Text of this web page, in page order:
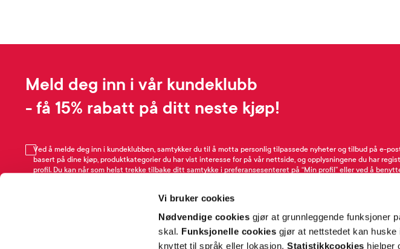
Vi bruker cookies
Nødvendige cookies gjør at grunnleggende funksjoner
skal. Funksjonelle cookies gjør at nettstedet kan
knyttet til språk eller lokasjon.Statistikkcookies hjelper
Meld deg inn i vår kundeklubb
- få 15% rabatt på ditt neste kjøp!
Ved å melde deg inn i kundeklubben, samtykker du til å motta personlig tilpassede nyheter og tilbud på e-
basert på dine kjøp, produktkategorier du har vist interesse for på vår nettside, og opplysningene du har
profil. Du kan når som helst trekke tilbake ditt samtykke i preferansesenteret på “Min profil” eller ved å
Meld